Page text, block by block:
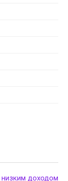
низким доходом